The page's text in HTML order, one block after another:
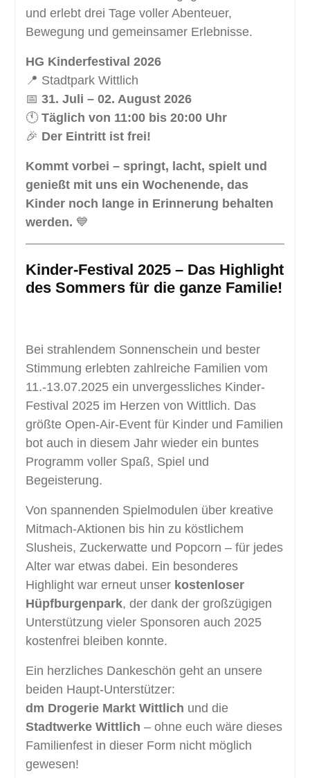
und erlebt drei Tage voller Abenteuer,
Bewegung und gemeinsamer Erlebnisse.
HG Kinderfestival 2026
📍 Stadtpark Wittlich
📅 31. Juli – 02. August 2026
🕚 Täglich von 11:00 bis 20:00 Uhr
🎉 Der Eintritt ist frei!
Kommt vorbei – springt, lacht, spielt und
genießt mit uns ein Wochenende, das
Kinder noch lange in Erinnerung behalten
werden. 💙
Kinder-Festival 2025 – Das Highlight
des Sommers für die ganze Familie!
Bei strahlendem Sonnenschein und bester
Stimmung erlebten zahlreiche Familien vom
11.-13.07.2025 ein unvergessliches Kinder-
Festival 2025 im Herzen von Wittlich. Das
größte Open-Air-Event für Kinder und Familien
bot auch in diesem Jahr wieder ein buntes
Programm voller Spaß, Spiel und
Begeisterung.
Von spannenden Spielmodulen über kreative
Mitmach-Aktionen bis hin zu köstlichem
Slusheis, Zuckerwatte und Popcorn – für jedes
Alter war etwas dabei. Ein besonderes
Highlight war erneut unser kostenloser
Hüpfburgenpark, der dank der großzügigen
Unterstützung vieler Sponsoren auch 2025
kostenfrei bleiben konnte.
Ein herzliches Dankeschön geht an unsere
beiden Haupt-Unterstützer:
dm Drogerie Markt Wittlich und die
Stadtwerke Wittlich – ohne euch wäre dieses
Familienfest in dieser Form nicht möglich
gewesen!